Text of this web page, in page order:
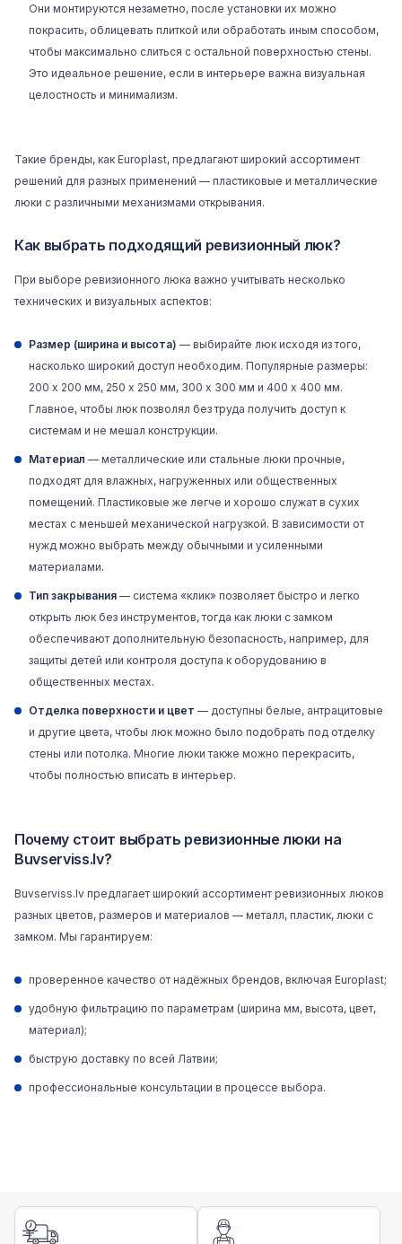
Они монтируются незаметно, после установки их можно
покрасить, облицевать плиткой или обработать иным способом,
чтобы максимально слиться с остальной поверхностью стены.
Это идеальное решение, если в интерьере важна визуальная
целостность и минимализм.
Такие бренды, как Europlast, предлагают широкий ассортимент
решений для разных применений — пластиковые и металлические
люки с различными механизмами открывания.
Как выбрать подходящий ревизионный люк?
При выборе ревизионного люка важно учитывать несколько
технических и визуальных аспектов:
Размер (ширина и высота) — выбирайте люк исходя из того,
насколько широкий доступ необходим. Популярные размеры:
200 x 200 мм, 250 x 250 мм, 300 x 300 мм и 400 x 400 мм.
Главное, чтобы люк позволял без труда получить доступ к
системам и не мешал конструкции.
Материал — металлические или стальные люки прочные,
подходят для влажных, нагруженных или общественных
помещений. Пластиковые же легче и хорошо служат в сухих
местах с меньшей механической нагрузкой. В зависимости от
нужд можно выбрать между обычными и усиленными
материалами.
Тип закрывания — система «клик» позволяет быстро и легко
открыть люк без инструментов, тогда как люки с замком
обеспечивают дополнительную безопасность, например, для
защиты детей или контроля доступа к оборудованию в
общественных местах.
Отделка поверхности и цвет — доступны белые, антрацитовые
и другие цвета, чтобы люк можно было подобрать под отделку
стены или потолка. Многие люки также можно перекрасить,
чтобы полностью вписать в интерьер.
Почему стоит выбрать ревизионные люки на
Buvserviss.lv?
Buvserviss.lv предлагает широкий ассортимент ревизионных люков
разных цветов, размеров и материалов — металл, пластик, люки с
замком. Мы гарантируем:
проверенное качество от надёжных брендов, включая Europlast;
удобную фильтрацию по параметрам (ширина мм, высота, цвет,
материал);
быструю доставку по всей Латвии;
профессиональные консультации в процессе выбора.